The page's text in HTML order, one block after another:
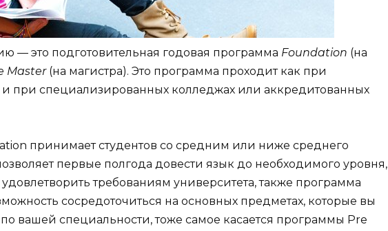
— это подготовительная годовая программа Foundation (на
Master(на магистра). Это программа проходит как при
и при специализированных колледжах или аккредитованных
принимает студентов со средним или ниже среднего
первые полгода довести язык до необходимого уровня,
требованиям университета, также программа
сосредоточиться на основных предметах, которые вы
вашей специальности, тоже самое касается программы Pre